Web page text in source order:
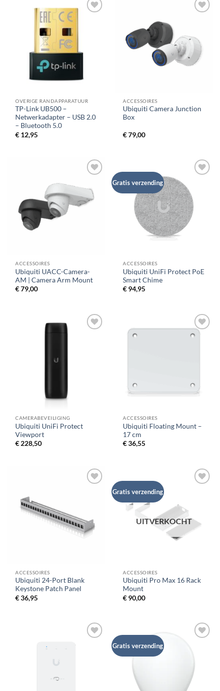
OVERIGE RANDAPPARATUUR
TP-Link UB500 –
Netwerkadapter – USB 2.0
– Bluetooth 5.0
€ 12,95
ACCESSOIRES
Ubiquiti Camera Junction
Box
€79,00
ACCESSOIRES
Ubiquiti UACC-Camera-
AM | Camera Arm Mount
€79,00
Gratis verzending
ACCESSOIRES
Ubiquiti UniFi Protect PoE
Smart Chime
€ 94,95
CAMERABEVEILIGING
Ubiquiti UniFi Protect
Viewport
€ 228,50
ACCESSOIRES
Ubiquiti Floating Mount –
17 cm
€36,55
ACCESSOIRES
Ubiquiti 24-Port Blank
Keystone Patch Panel
€36,95
Gratis verzending
UITVERKOCHT
ACCESSOIRES
Ubiquiti Pro Max 16 Rack
Mount
€ 90,00
Gratis verzending